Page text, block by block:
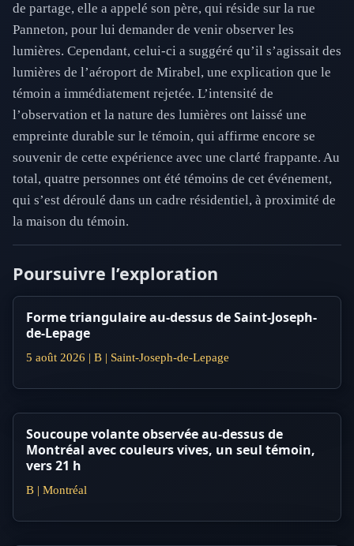
de partage, elle a appelé son père, qui réside sur la rue
Panneton, pour lui demander de venir observer les
lumières. Cependant, celui-ci a suggéré qu’il s’agissait des
lumières de l’aéroport de Mirabel, une explication que le
témoin a immédiatement rejetée. L’intensité de
l’observation et la nature des lumières ont laissé une
empreinte durable sur le témoin, qui affirme encore se
souvenir de cette expérience avec une clarté frappante. Au
total, quatre personnes ont été témoins de cet événement,
qui s’est déroulé dans un cadre résidentiel, à proximité de
la maison du témoin.
Poursuivre l’exploration
Forme triangulaire au-dessus de Saint-Joseph-
de-Lepage
5 août 2026 | B | Saint-Joseph-de-Lepage
Soucoupe volante observée au-dessus de
Montréal avec couleurs vives, un seul témoin,
vers 21 h
B | Montréal